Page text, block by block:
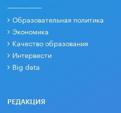
Образовательная политика
Экономика
Качество образования
Интервести
Big data
РЕДАКЦИЯ